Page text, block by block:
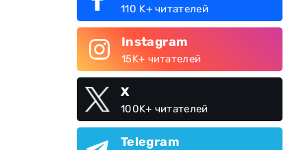
110 K+ читателей
Instagram
15K+ читателей
X
100K+ читателей
Telegram